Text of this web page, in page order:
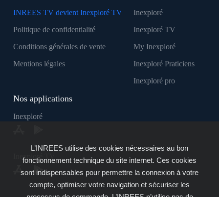
INREES TV devient Inexploré TV
Politique de confidentialité
Conditions générales de vente
Mentions légales
Inexploré
Inexploré TV
My Inexploré
Inexploré Praticiens
Inexploré pro
Nos applications
Inexploré
Inexploré TV
L’INREES utilise des cookies nécessaires au bon
fonctionnement technique du site internet. Ces cookies
sont indispensables pour permettre la connexion à votre
compte, optimiser votre navigation et sécuriser les